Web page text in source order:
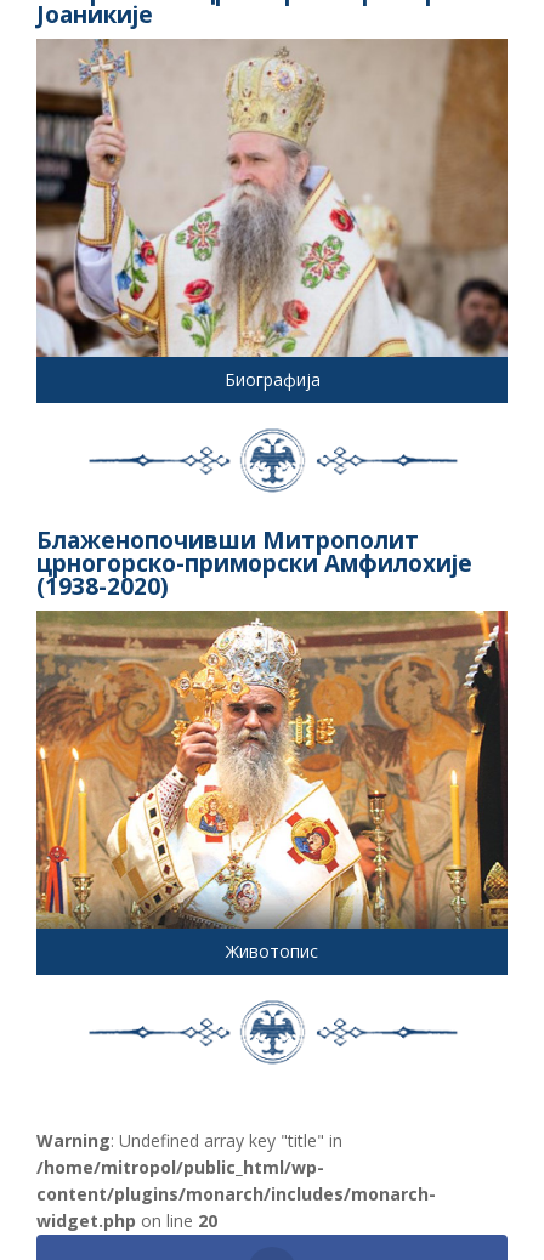
Јоаникије
Биографија
Блаженопочивши Митрополит
црногорско-приморски Амфилохије
(1938-2020)
Животопис
Warning: Undefined array key "title" in
/home/mitropol/public_html/wp-
content/plugins/monarch/includes/monarch-
widget.php on line 20